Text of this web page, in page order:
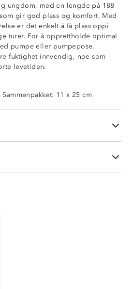
ungdom, med en lengde på 188
gir god plass og komfort. Med
er det enkelt å få plass oppi
turer. For å opprettholde optimal
pumpe eller pumpepose.
fuktighet innvendig, noe som
levetiden.
11 x 25 cm